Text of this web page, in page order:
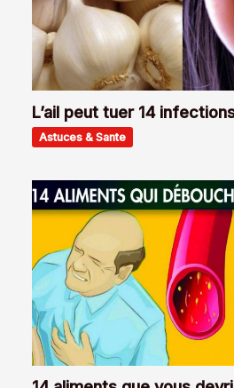
L’ail peut tuer 14
Astuces & Sante